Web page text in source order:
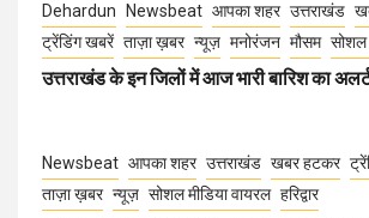
Dehardun Newsbeat आपका शहर उत्तराखंड
ट्रेंडिंग खबरें ताज़ा ख़बर न्यूज़ मनोरंजन मौसम सोशल
उत्तराखंड के इन जिलों में आज भारी बारिश का
Newsbeat आपका शहर उत्तराखंड खबर हटकर
ताज़ा ख़बर न्यूज़ सोशल मीडिया वायरल हरिद्वार